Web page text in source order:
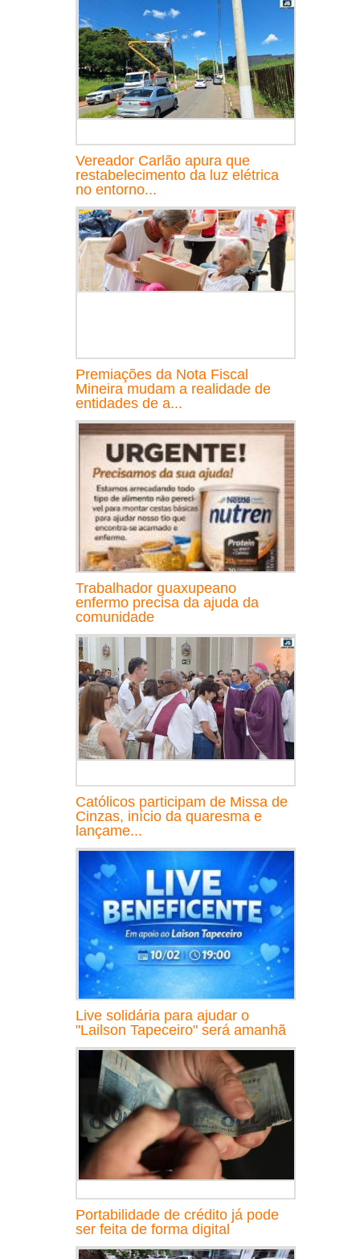
Vereador Carlão apura que
restabelecimento da luz elétrica
no entorno...
Premiações da Nota Fiscal
Mineira mudam a realidade de
entidades de a...
Trabalhador guaxupeano
enfermo precisa da ajuda da
comunidade
Católicos participam de Missa de
Cinzas, início da quaresma e
lançame...
Live solidária para ajudar o
"Lailson Tapeceiro" será amanhã
Portabilidade de crédito já pode
ser feita de forma digital